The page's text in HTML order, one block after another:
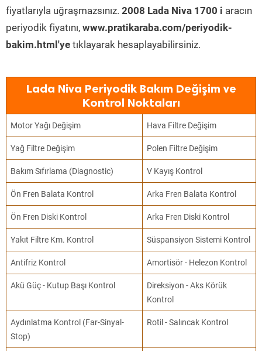
fiyatlarıyla uğraşmazsınız. 2008 Lada Niva 1700 i aracın
periyodik fiyatını, www.pratikaraba.com/periyodik-
bakim.html'ye tıklayarak hesaplayabilirsiniz.
Lada Niva Periyodik Bakım Değişim ve
Kontrol Noktaları
Motor Yağı Değişim Hava Filtre Değişim
Yağ Filtre Değişim Polen Filtre Değişim
Bakım Sıfırlama (Diagnostic) V Kayış Kontrol
Ön Fren Balata Kontrol Arka Fren Balata Kontrol
Ön Fren Diski Kontrol Arka Fren Diski Kontrol
Yakıt Filtre Km. Kontrol Süspansiyon Sistemi Kontrol
Antifriz Kontrol Amortisör - Helezon Kontrol
Akü Güç - Kutup Başı Kontrol
Direksiyon - Aks Körük
Kontrol
Aydınlatma Kontrol (Far-Sinyal-
Stop)
Rotil - Salıncak Kontrol